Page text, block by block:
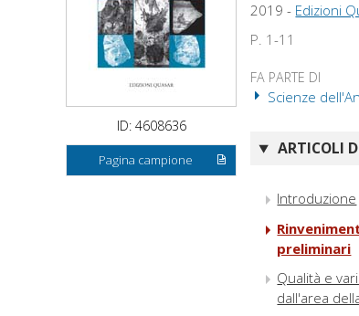
ID: 4608636
Pagina campione
2019 - Edizioni
P. 1-11
FA PARTE DI
Scienze
ARTICOLI
Introduzione
preliminari
Qualità e
dall'area